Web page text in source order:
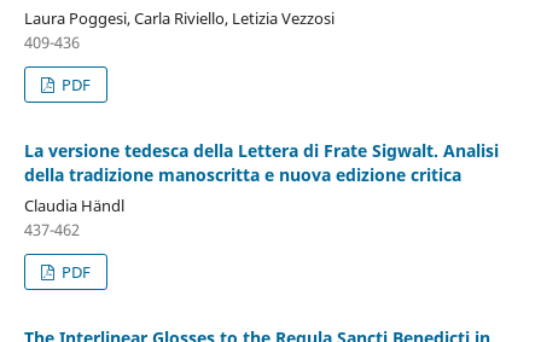
Laura Poggesi, Carla Riviello, Letizia Vezzosi
409-436
PDF
La versione tedesca della Lettera di Frate Sigwalt. Analisi
della tradizione manoscritta e nuova edizione critica
Claudia Händl
437-462
PDF
The Interlinear Glosses to the Regula Sancti Benedicti in